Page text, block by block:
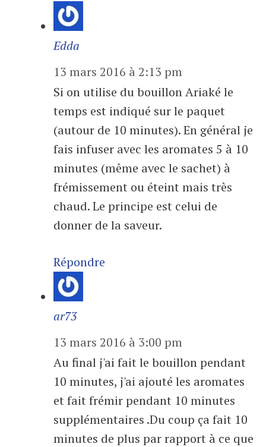
Edda
13 mars 2016 à 2:13 pm
Si on utilise du bouillon Ariaké le
temps est indiqué sur le paquet
(autour de 10 minutes). En général je
fais infuser avec les aromates 5 à 10
minutes (même avec le sachet) à
frémissement ou éteint mais très
chaud. Le principe est celui de
donner de la saveur.
Répondre
ar73
13 mars 2016 à 3:00 pm
Au final j'ai fait le bouillon pendant
10 minutes, j'ai ajouté les aromates
et fait frémir pendant 10 minutes
supplémentaires .Du coup ça fait 10
minutes de plus par rapport à ce que